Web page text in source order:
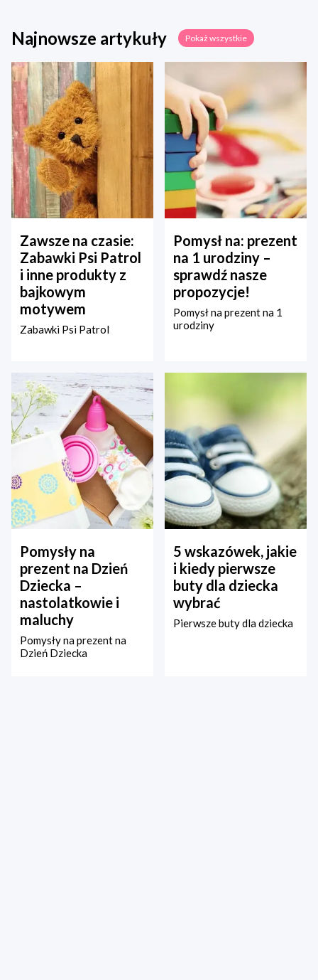
Najnowsze artykuły Pokaż wszystkie
Zawsze na czasie:
Zabawki Psi Patrol
i inne produkty z
bajkowym
motywem
Zabawki Psi Patrol
Pomysł na: prezent
na 1 urodziny –
sprawdź nasze
propozycje!
Pomysł na prezent na 1
urodziny
Pomysły na
prezent na Dzień
Dziecka –
nastolatkowie i
maluchy
Pomysły na prezent na
Dzień Dziecka
5 wskazówek, jakie
i kiedy pierwsze
buty dla dziecka
wybrać
Pierwsze buty dla dziecka